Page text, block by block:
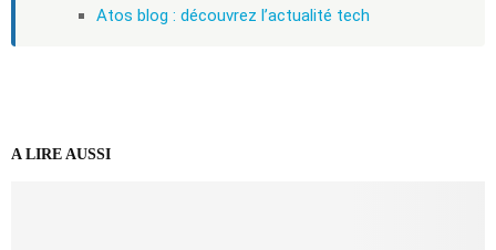
Atos blog : découvrez l’actualité tech
A LIRE AUSSI